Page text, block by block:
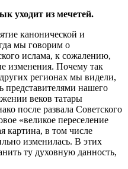
уходит из мечетей.
канонической и
мы говорим о
ислама, к сожалению,
изменения. Почему так
регионах мы видели,
представителями нашего
веков татары
после развала Советского
«великое переселение
картина, в том числе
изменилась. В этих
ту духовную данность,